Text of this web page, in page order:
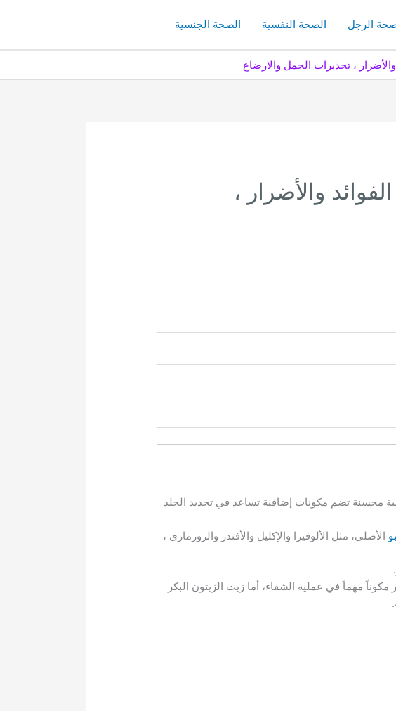
الرجل الصحة النفسية الصحة الجنسية
، تحذيرات الحمل والارضاع
والأضرار ،
محسنة تضم مكونات إضافية تساعد في تجديد الجلد
الأصلي، مثل الألوفيرا والإكليل والأفندر والروزماري ،
ويعتبر مكوناً مهماً في عملية الشفاء، أما زيت الزيتون البكر